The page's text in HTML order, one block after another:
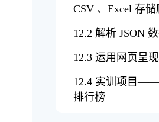
CSV 、Excel 存
12.2 解析 JSON
12.3 运用网页呈
12.4 实训项目
排行榜